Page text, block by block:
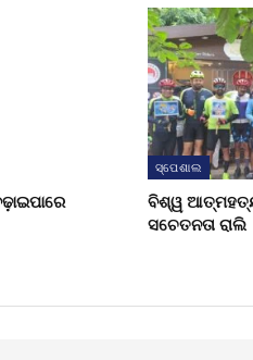
ସ୍ପେଶାଲ
ବିଶ୍ୱ
ସଚେତନତା ରାଲି